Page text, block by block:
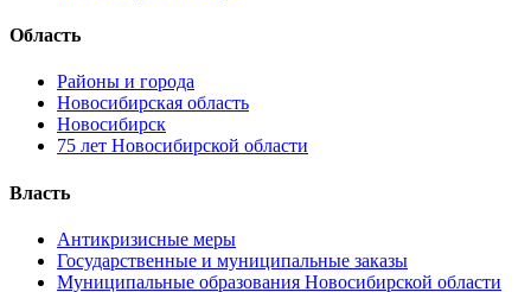
Область
Районы и города
Новосибирская область
Новосибирск
75 лет Новосибирской области
Власть
Антикризисные меры
Государственные и муниципальные заказы
Муниципальные образования Новосибирской области